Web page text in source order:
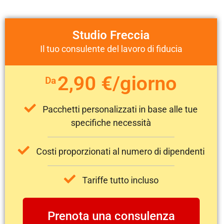
Studio Freccia
Il tuo consulente del lavoro di fiducia
Da2,90 €/giorno
Pacchetti personalizzati in base alle tue
specifiche necessità
Costi proporzionati al numero di dipendenti
Tariffe tutto incluso
Prenota una consulenza